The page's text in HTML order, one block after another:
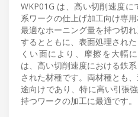
WKP01G は、高い切削速度
系ワークの仕上げ加工向け専
最適なホーニング量を持つ切
するとともに、表面処理され
くい面により、摩擦を大幅
は、高い切削速度における鉄
された材種です。両材種とも
途向けであり、特に高い引張
持つワークの加工に最適です。